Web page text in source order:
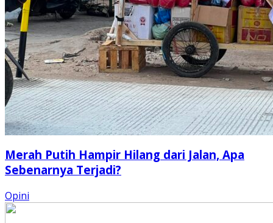
Merah Putih Hampir Hilang dari Jalan, Apa
Sebenarnya Terjadi?
Opini